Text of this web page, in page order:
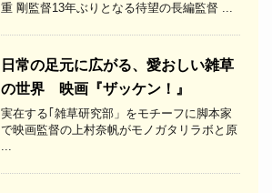
重 剛監督13年ぶりとなる待望の長編監督 ...
日常の足元に広がる、愛おしい雑草
の世界 映画『ザッケン！』
実在する｢雑草研究部」をモチーフに脚本家
で映画監督の上村奈帆がモノガタリラボと原
...